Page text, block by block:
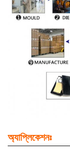
অ্যাপ্লিকেশনঃ